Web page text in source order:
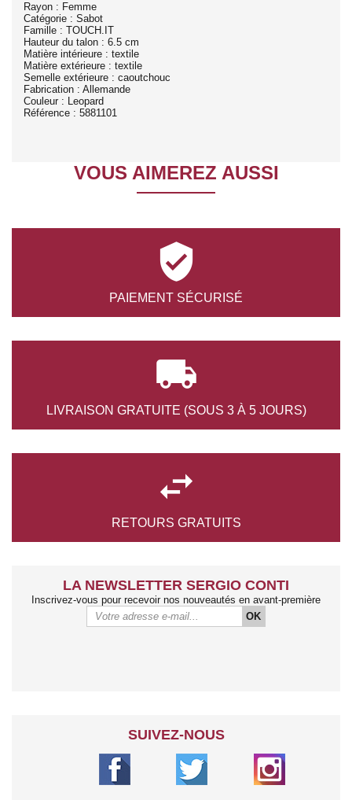
Rayon : Femme
Catégorie : Sabot
Famille : TOUCH.IT
Hauteur du talon : 6.5 cm
Matière intérieure : textile
Matière extérieure : textile
Semelle extérieure : caoutchouc
Fabrication : Allemande
Couleur : Leopard
Référence : 5881101
VOUS AIMEREZ AUSSI

PAIEMENT SÉCURISÉ

LIVRAISON GRATUITE (SOUS 3 À 5 JOURS)

RETOURS GRATUITS
LA NEWSLETTER SERGIO CONTI
Inscrivez-vous pour recevoir nos nouveautés en avant-première
OK
SUIVEZ-NOUS